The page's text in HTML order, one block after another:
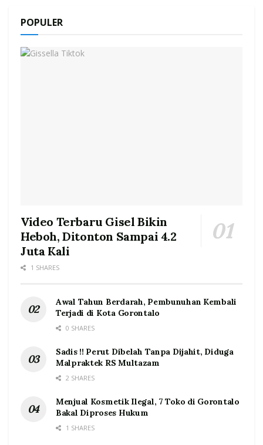
POPULER
Video Terbaru Gisel Bikin
Heboh, Ditonton Sampai 4.2
Juta Kali
1 SHARES
Awal Tahun Berdarah, Pembunuhan Kembali
Terjadi di Kota Gorontalo
0 SHARES
Sadis !! Perut Dibelah Tanpa Dijahit, Diduga
Malpraktek RS Multazam
2 SHARES
Menjual Kosmetik Ilegal, 7 Toko di Gorontalo
Bakal Diproses Hukum
1 SHARES